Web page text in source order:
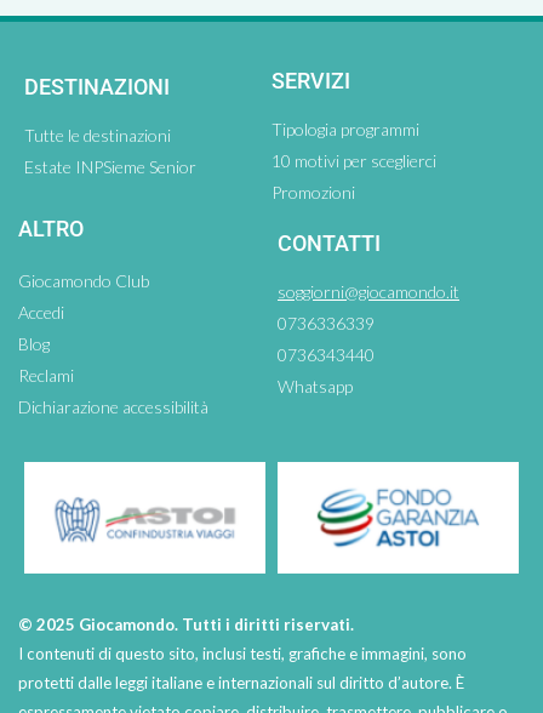
DESTINAZIONI
Tutte le destinazioni
Estate INPSieme Senior
SERVIZI
Tipologia programmi
10 motivi per sceglierci
Promozioni
ALTRO
Giocamondo Club
Accedi
Blog
Reclami
Dichiarazione accessibilità
CONTATTI
soggiorni@giocamondo.it
0736336339
0736343440
Whatsapp
© 2025 Giocamondo. Tutti i diritti riservati.
I contenuti di questo sito, inclusi testi, grafiche e immagini, sono
protetti dalle leggi italiane e internazionali sul diritto d’autore. È